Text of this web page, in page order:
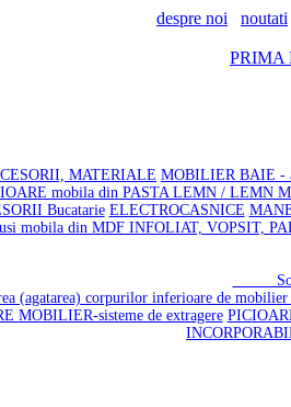
despre noi noutati
PRIMA
MATERIALE MOBILIER BAIE -
mobila din PASTA LEMN / LEMN
Bucatarie ELECTROCASNICE
mobila din MDF INFOLIAT, VOPSIT,
(agatarea) corpurilor inferioare de mobilier
MOBILIER-sisteme de extragere